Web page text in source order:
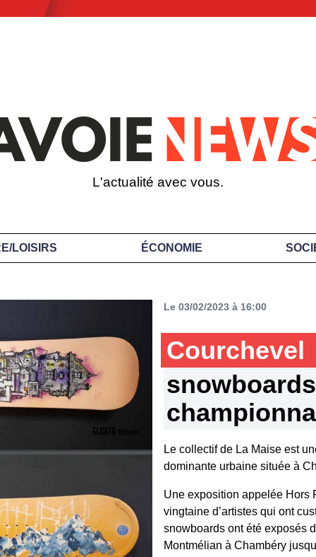
L'actualité avec vous.
LOISIRS ÉCONOMIE
Le 03/02/2023 à 16:00
Courchevel
Le collectif de La Maise est
dominante urbaine située à
Une exposition appelée Hors
vingtaine d’artistes qui ont
snowboards ont été exposés
Montmélian à Chambéry